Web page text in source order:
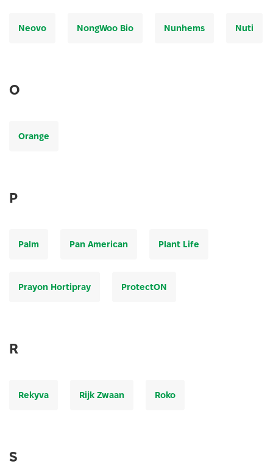
Neovo NongWoo Bio Nunhems Nuti
O
Orange
P
Palm Pan American Plant Life
Prayon Hortipray ProtectON
R
Rekyva Rijk Zwaan Roko
S